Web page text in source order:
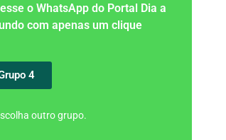
o WhatsApp do Portal Dia a
com apenas um clique
4
outro grupo.